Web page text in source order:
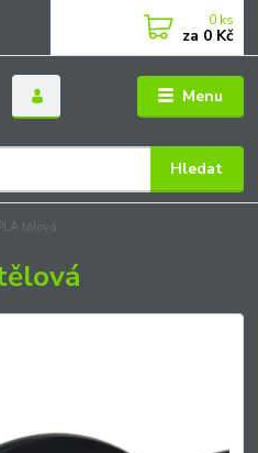
Menu
Hledat
0 ks
za 0 Kč
tělová